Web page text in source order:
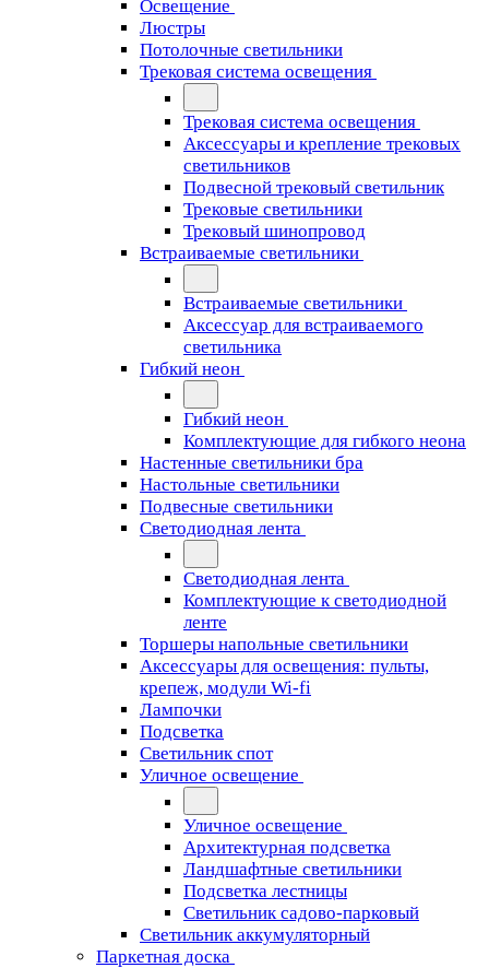
Освещение
Люстры
Потолочные светильники
Трековая система освещения
Трековая система освещения
Аксессуары и крепление трековых
светильников
Подвесной трековый светильник
Трековые светильники
Трековый шинопровод
Встраиваемые светильники
Встраиваемые светильники
Аксессуар для встраиваемого
светильника
Гибкий неон
Гибкий неон
Комплектующие для гибкого неона
Настенные светильники бра
Настольные светильники
Подвесные светильники
Светодиодная лента
Светодиодная лента
Комплектующие к светодиодной
ленте
Торшеры напольные светильники
Аксессуары для освещения: пульты,
крепеж, модули Wi-fi
Лампочки
Подсветка
Светильник спот
Уличное освещение
Уличное освещение
Архитектурная подсветка
Ландшафтные светильники
Подсветка лестницы
Светильник садово-парковый
Светильник аккумуляторный
Паркетная доска